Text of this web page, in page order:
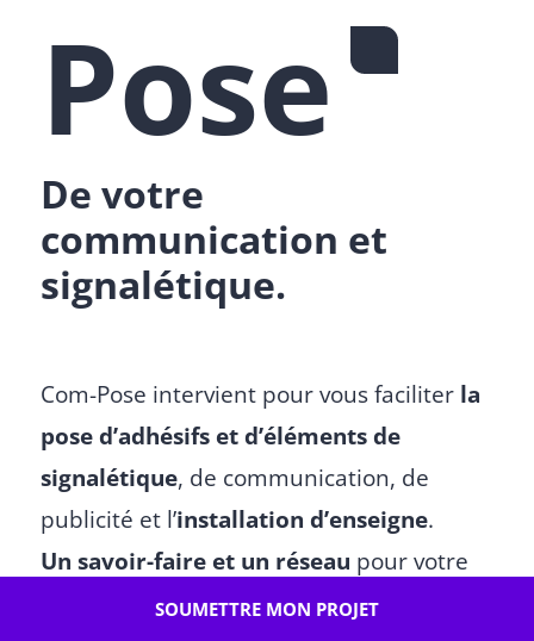
SOUMETTRE MON PROJET
Pose
De votre
communication et
signalétique.
Com-Pose intervient pour vous faciliter la
pose d’adhésifs et d’éléments de
signalétique, de communication, de
publicité et l’installation d’enseigne.
Un savoir-faire et un réseau pour votre
tranquillité.